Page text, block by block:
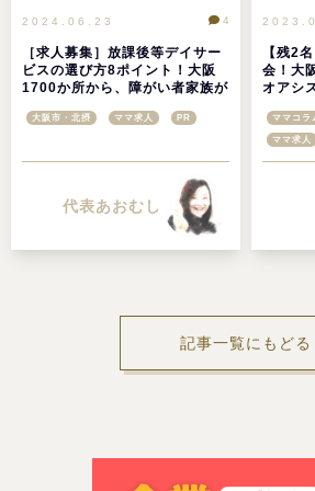
2024.06.23
［求人募集］放課後等デイサー
ビスの選び方8ポイント！大阪
1700か所から、障がい者家族が
デイサービス「にこにこ」をご
4
大阪市・北摂 ママ求人 PR
代表あおむし
【残2
会！大
オアシ
ママコラ
ママ求人
記事一覧にもどる